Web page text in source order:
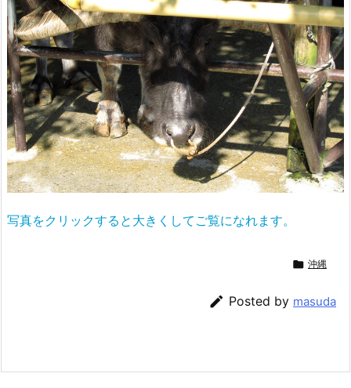
写真をクリックすると大きくしてご覧になれます。
 沖縄
 Posted by masuda